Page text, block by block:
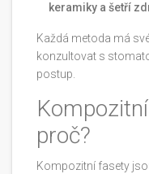
keramiky a šetří
Každá metoda má
konzultovat s
postup.
proč?
Kompozitní fasety